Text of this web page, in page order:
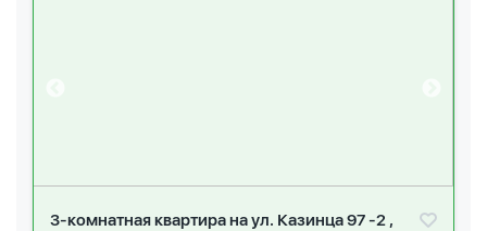
3-комнатная квартира на ул. Казинца 97 -2 ,